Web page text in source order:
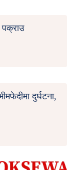
पक्राउ
दुर्घटना,